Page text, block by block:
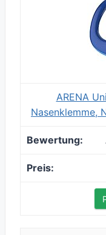
ARENA
Nasenklemme,